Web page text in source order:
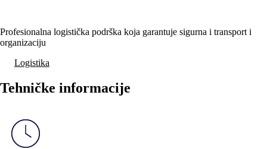
Profesionalna logistička podrška koja garantuje sigurna i transport i
organizaciju
Logistika
Tehničke informacije